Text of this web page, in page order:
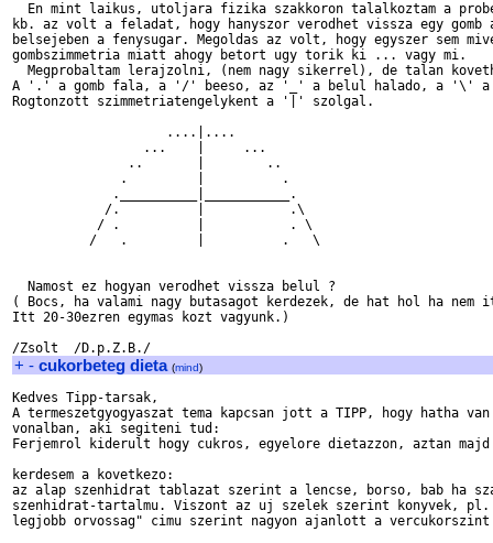
En mint laikus, utoljara fizika szakkoron talalkoztam a
kb. az volt a feladat, hogy hanyszor verodhet vissza egy gomb
belsejeben a fenysugar. Megoldas az volt, hogy egyszer sem
gombszimmetria miatt ahogy betort ugy torik ki ... vagy mi.
Megprobaltam lerajzolni, (nem nagy sikerrel), de talan
A '.' a gomb fala, a '/' beeso, az '_' a belul halado, a '\' a
Rogtonzott szimmetriatengelykent a '|' szolgal.
                    ....|....
                 ...    |     ...
               ..       |        ..
              .         |          .
             .__________|___________.
            /.          |           .\
           / .          |           . \
          /   .         |          .   \
  Namost ez hogyan verodhet vissza belul ?
( Bocs, ha valami nagy butasagot kerdezek, de hat hol ha nem
Itt 20-30ezren egymas kozt vagyunk.)
+ - cukorbeteg dieta (mind)
Kedves Tipp-tarsak,
A termeszetgyogyaszat tema kapcsan jott a TIPP, hogy hatha
vonalban, aki segiteni tud:
Ferjemrol kiderult hogy cukros, egyelore dietazzon, aztan
kerdesem a kovetkezo:
az alap szenhidrat tablazat szerint a lencse, borso, bab ha
szenhidrat-tartalmu. Viszont az uj szelek szerint konyvek,
legjobb orvossag" cimu szerint nagyon ajanlott a